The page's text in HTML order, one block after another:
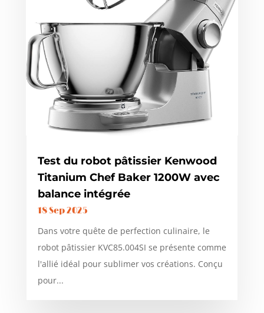
Test du robot pâtissier Kenwood
Titanium Chef Baker 1200W avec
balance intégrée
18 Sep 2025
Dans votre quête de perfection culinaire, le
robot pâtissier KVC85.004SI se présente comme
l'allié idéal pour sublimer vos créations. Conçu
pour...